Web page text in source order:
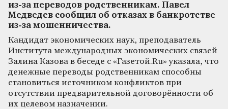
из-за переводов родственникам. Павел
Медведев сообщил об отказах в банкротстве
из-за мошенничества.
Кандидат экономических наук, преподаватель
Института международных экономических связей
Залина Казова в беседе с «Газетой.Ru» указала, что
денежные переводы родственникам способны
становиться источником конфликтов при
отсутствии предварительной договорённости об
их целевом назначении.